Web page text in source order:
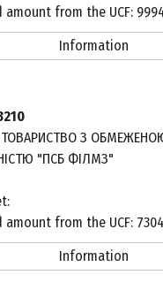
amount from the UCF:
Information
ТОВАРИСТВО З
"ПСБ ФІЛМЗ"
amount from the UCF:
Information